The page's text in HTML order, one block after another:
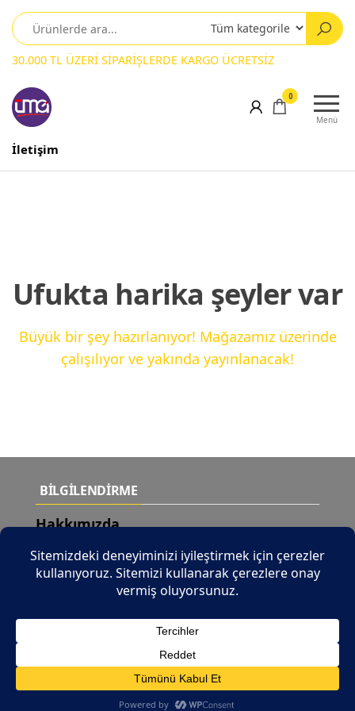
30.000 TL ÜZERİ SİPARİŞLERDE KARGO ÜCRETSİZ
Menü
0
İletişim
Ufukta harika şeyler var
Büyük bir şey hazırlanıyor! Mağazamız üzerinde
çalışılıyor ve yakında yayınlanacak!
BİLGİLENDİRME
Hakkımızda
Teslimat Şartları
Yeni Ürünler
© 2026 Tüm Hakları Saklıdır |
b2b.tuncaymotor.com